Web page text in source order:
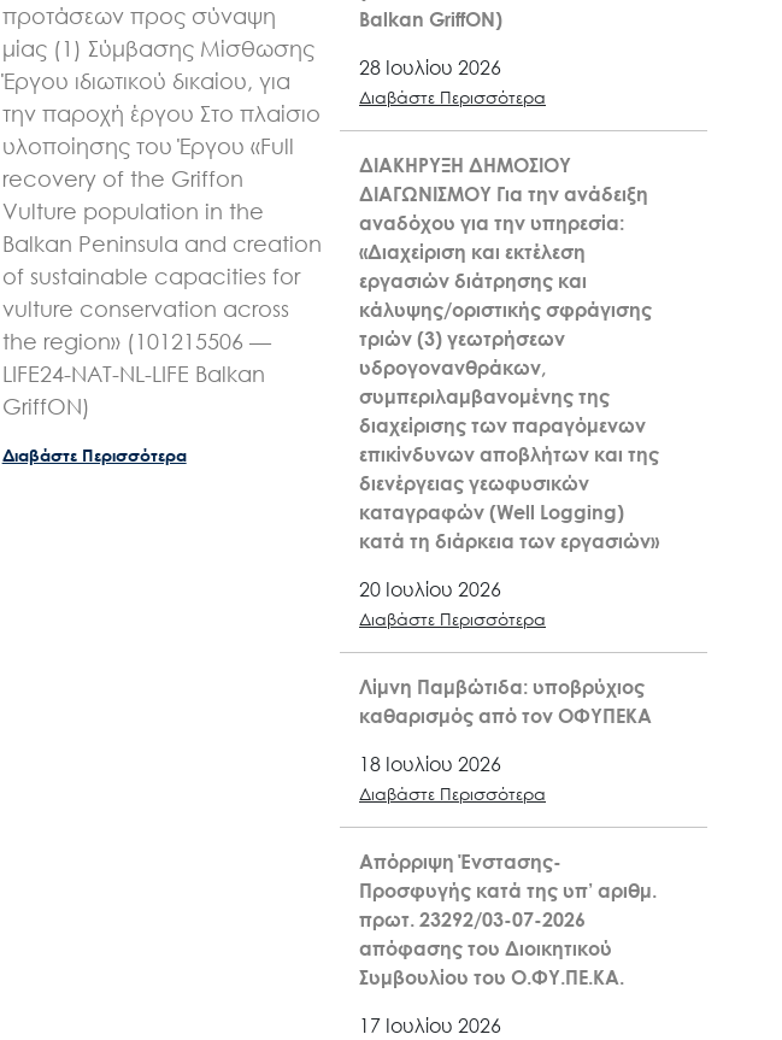
προτάσεων προς σύναψη
μίας (1) Σύμβασης Μίσθωσης
Έργου ιδιωτικού δικαίου, για
την παροχή έργου Στο πλαίσιο
υλοποίησης του Έργου «Full
recovery of the Griffon
Vulture population in the
Balkan Peninsula and creation
of sustainable capacities for
vulture conservation across
the region» (101215506 —
LIFE24-NAT-NL-LIFE Balkan
GriffON)
Διαβάστε Περισσότερα
Balkan GriffON)
28 Ιουλίου 2026
Διαβάστε Περισσότερα
ΔΙΑΚΗΡΥΞΗ ΔΗΜΟΣΙΟΥ
ΔΙΑΓΩΝΙΣΜΟΥ Για την ανάδειξη
αναδόχου για την υπηρεσία:
«Διαχείριση και εκτέλεση
εργασιών διάτρησης και
κάλυψης/οριστικής σφράγισης
τριών (3) γεωτρήσεων
υδρογονανθράκων,
συμπεριλαμβανομένης της
διαχείρισης των παραγόμενων
επικίνδυνων αποβλήτων και της
διενέργειας γεωφυσικών
καταγραφών (Well Logging)
κατά τη διάρκεια των εργασιών»
20 Ιουλίου 2026
Διαβάστε Περισσότερα
Λίμνη Παμβώτιδα: υποβρύχιος
καθαρισμός από τον ΟΦΥΠΕΚΑ
18 Ιουλίου 2026
Διαβάστε Περισσότερα
Απόρριψη Ένστασης-
Προσφυγής κατά της υπ’ αριθμ.
πρωτ. 23292/03-07-2026
απόφασης του Διοικητικού
Συμβουλίου του Ο.ΦΥ.ΠΕ.ΚΑ.
17 Ιουλίου 2026